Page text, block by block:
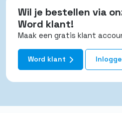
Wil je bestellen via
Word klant!
Maak een gratis klant
Word klant